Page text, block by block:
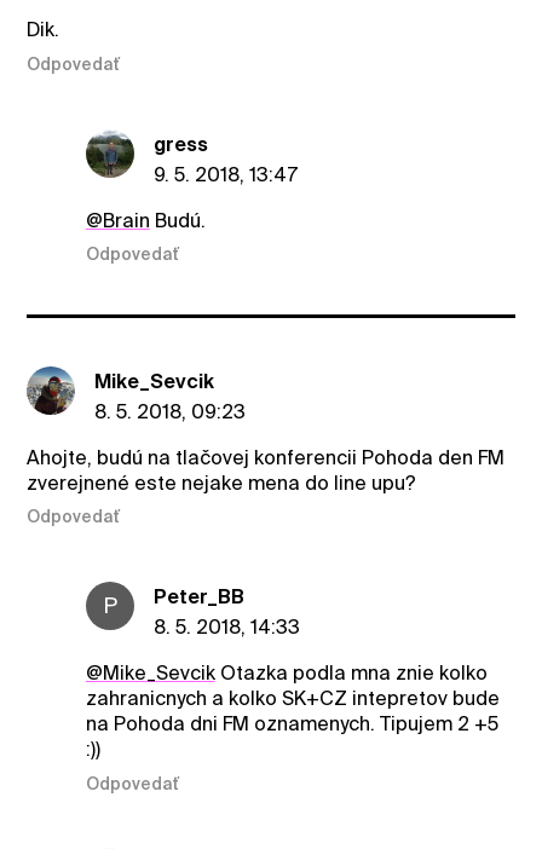
Dik.
Odpovedať
gress
9. 5. 2018, 13:47
@Brain Budú.
Odpovedať
Mike_Sevcik
8. 5. 2018, 09:23
Ahojte, budú na tlačovej konferencii Pohoda den FM
zverejnené este nejake mena do line upu?
Odpovedať
P
Peter_BB
8. 5. 2018, 14:33
@Mike_SevcikOtazka podla mna znie kolko
zahranicnych a kolko SK+CZ intepretov bude
na Pohoda dni FM oznamenych. Tipujem 2 +5
:))
Odpovedať